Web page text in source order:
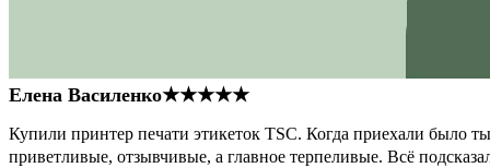
Елена Василенко★★★★★
Купили принтер печати этикеток TSC. Когда приехали было
приветливые, отзывчивые, а главное терпеливые. Всё